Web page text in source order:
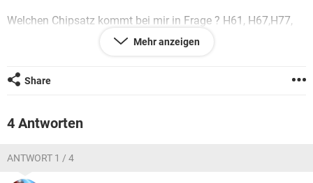
Welchen Chipsatz kommt bei mir in Frage ? H61, H67,H77,
Welche MB Marke ist zu empfehlen, MB soll dabei preiswert
Ich warte auf eure Vorschläge
Vielen Dank
Mehr anzeigen
Share
4 Antworten
ANTWORT 1 / 4